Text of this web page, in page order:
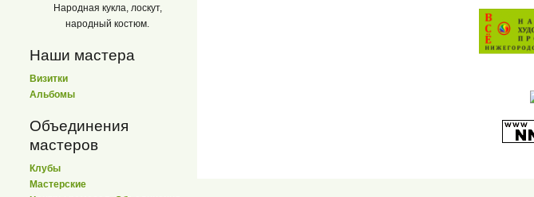
Народная кукла, лоскут,
народный костюм.
Наши мастера
Визитки
Альбомы
Объединения
мастеров
Клубы
Мастерские